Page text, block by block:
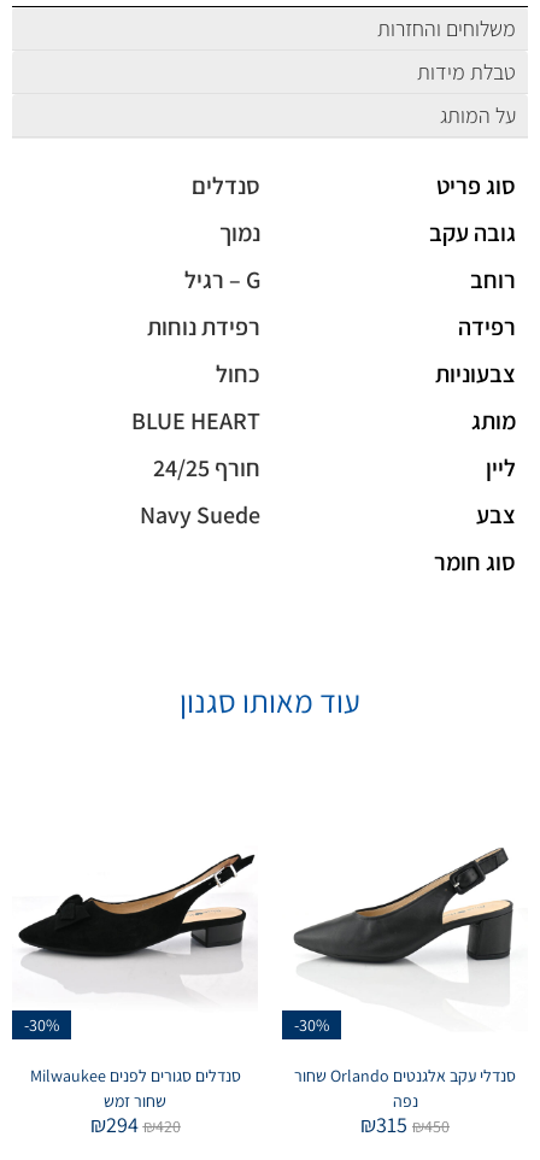
משלוחים והחזרות
טבלת מידות
על המותג
סוג פריט
סנדלים
גובה עקב
נמוך
רוחב
G – רגיל
רפידה
רפידת נוחות
צבעוניות
כחול
מותג
BLUE HEART
ליין
חורף 24/25
צבע
Navy Suede
סוג חומר
עוד מאותו סגנון
-30%
סנדלי עקב אלגנטים Orlando שחור
נפה
₪450
₪315
-30%
סנדלים סגורים לפנים Milwaukee
שחור זמש
₪420
₪294